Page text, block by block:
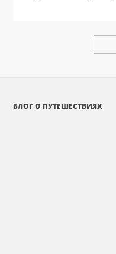
БЛОГ О ПУТЕШЕСТВИЯХ